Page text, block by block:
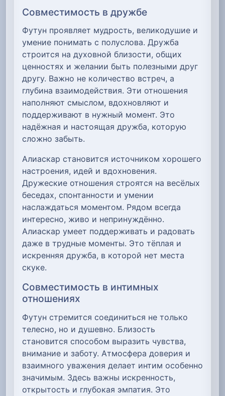
Совместимость в дружбе
Футун проявляет мудрость, великодушие и
умение понимать с полуслова. Дружба
строится на духовной близости, общих
ценностях и желании быть полезными друг
другу. Важно не количество встреч, а
глубина взаимодействия. Эти отношения
наполняют смыслом, вдохновляют и
поддерживают в нужный момент. Это
надёжная и настоящая дружба, которую
сложно забыть.
Алиаскар становится источником хорошего
настроения, идей и вдохновения.
Дружеские отношения строятся на весёлых
беседах, спонтанности и умении
наслаждаться моментом. Рядом всегда
интересно, живо и непринуждённо.
Алиаскар умеет поддерживать и радовать
даже в трудные моменты. Это тёплая и
искренняя дружба, в которой нет места
скуке.
Совместимость в интимных
отношениях
Футун стремится соединиться не только
телесно, но и душевно. Близость
становится способом выразить чувства,
внимание и заботу. Атмосфера доверия и
взаимного уважения делает интим особенно
значимым. Здесь важны искренность,
открытость и глубокая эмпатия. Это